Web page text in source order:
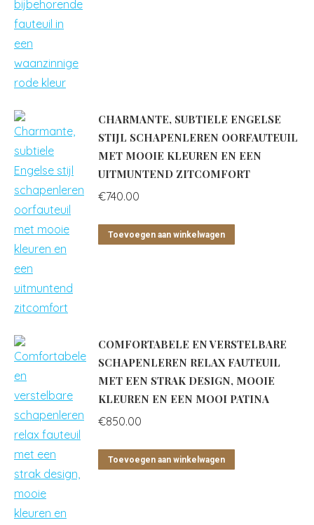
CHARMANTE, SUBTIELE ENGELSE
STIJL SCHAPENLEREN OORFAUTEUIL
MET MOOIE KLEUREN EN EEN
UITMUNTEND ZITCOMFORT
€740.00
Toevoegen aan winkelwagen
COMFORTABELE EN VERSTELBARE
SCHAPENLEREN RELAX FAUTEUIL
MET EEN STRAK DESIGN, MOOIE
KLEUREN EN EEN MOOI PATINA
€850.00
Toevoegen aan winkelwagen